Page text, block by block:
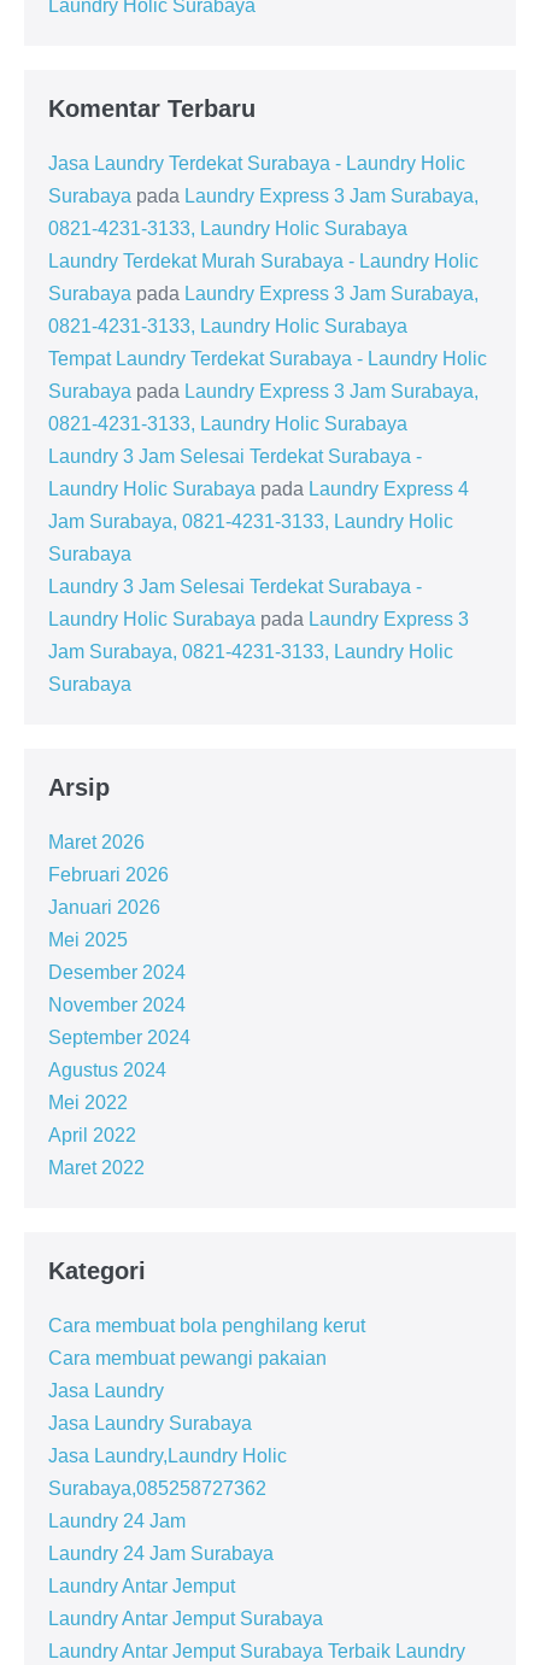
Laundry Holic Surabaya
Komentar Terbaru
Jasa Laundry Terdekat Surabaya - Laundry Holic
Surabaya pada Laundry Express 3 Jam Surabaya,
0821-4231-3133, Laundry Holic Surabaya
Laundry Terdekat Murah Surabaya - Laundry Holic
Surabaya pada Laundry Express 3 Jam Surabaya,
0821-4231-3133, Laundry Holic Surabaya
Tempat Laundry Terdekat Surabaya - Laundry Holic
Surabaya pada Laundry Express 3 Jam Surabaya,
0821-4231-3133, Laundry Holic Surabaya
Laundry 3 Jam Selesai Terdekat Surabaya -
Laundry Holic Surabaya pada Laundry Express 4
Jam Surabaya, 0821-4231-3133, Laundry Holic
Surabaya
Laundry 3 Jam Selesai Terdekat Surabaya -
Laundry Holic Surabaya pada Laundry Express 3
Jam Surabaya, 0821-4231-3133, Laundry Holic
Surabaya
Arsip
Maret 2026
Februari 2026
Januari 2026
Mei 2025
Desember 2024
November 2024
September 2024
Agustus 2024
Mei 2022
April 2022
Maret 2022
Kategori
Cara membuat bola penghilang kerut
Cara membuat pewangi pakaian
Jasa Laundry
Jasa Laundry Surabaya
Jasa Laundry,Laundry Holic
Surabaya,085258727362
Laundry 24 Jam
Laundry 24 Jam Surabaya
Laundry Antar Jemput
Laundry Antar Jemput Surabaya
Laundry Antar Jemput Surabaya Terbaik Laundry